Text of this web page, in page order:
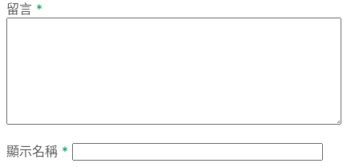
留言 *
顯示名稱 *